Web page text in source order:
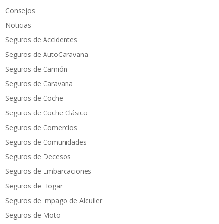
Consejos
Noticias
Seguros de Accidentes
Seguros de AutoCaravana
Seguros de Camión
Seguros de Caravana
Seguros de Coche
Seguros de Coche Clásico
Seguros de Comercios
Seguros de Comunidades
Seguros de Decesos
Seguros de Embarcaciones
Seguros de Hogar
Seguros de Impago de Alquiler
Seguros de Moto